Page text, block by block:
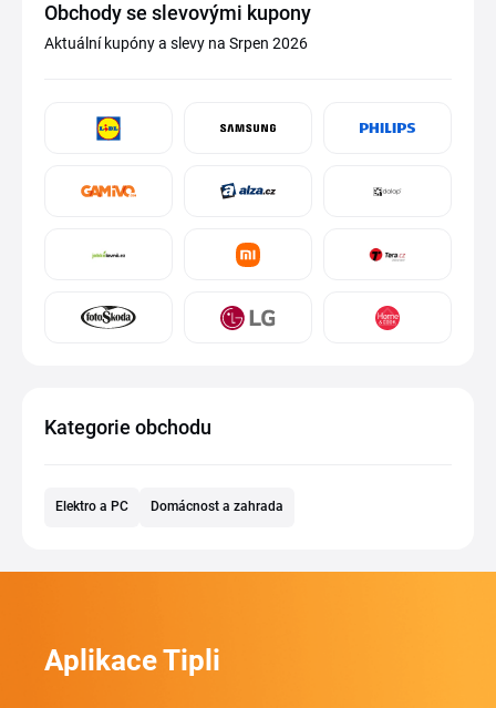
Obchody se slevovými kupony
Aktuální kupóny a slevy na Srpen 2026
Kategorie obchodu
Elektro a PC Domácnost a zahrada
Aplikace Tipli